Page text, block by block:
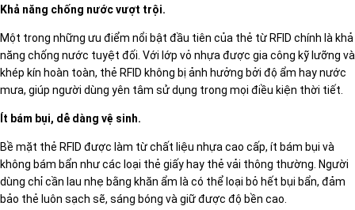
Khả năng chống nước vượt trội.
Một trong những ưu điểm nổi bật đầu tiên của thẻ từ RFID chính là khả
năng chống nước tuyệt đối. Với lớp vỏ nhựa được gia công kỹ lưỡng và
khép kín hoàn toàn, thẻ RFID không bị ảnh hưởng bởi độ ẩm hay nước
mưa, giúp người dùng yên tâm sử dụng trong mọi điều kiện thời tiết.
Ít bám bụi, dễ dàng vệ sinh.
Bề mặt thẻ RFID được làm từ chất liệu nhựa cao cấp, ít bám bụi và
không bám bẩn như các loại thẻ giấy hay thẻ vải thông thường. Người
dùng chỉ cần lau nhẹ bằng khăn ẩm là có thể loại bỏ hết bụi bẩn, đảm
bảo thẻ luôn sạch sẽ, sáng bóng và giữ được độ bền cao.